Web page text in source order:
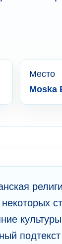
Место
Moska
некоторых